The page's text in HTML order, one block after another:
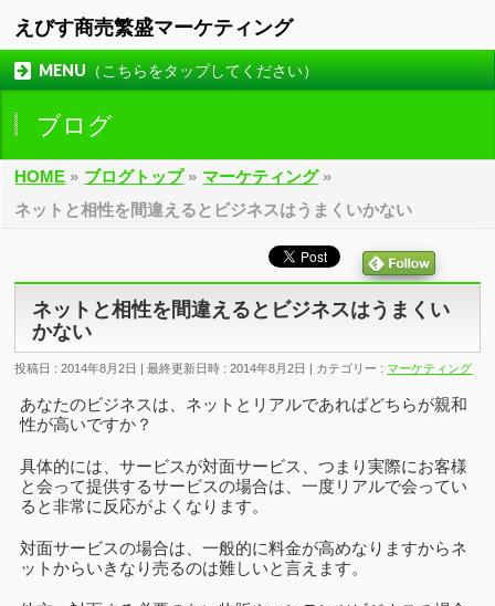
えびす商売繁盛マーケティング
MENU（こちらをタップしてください）
ブログ
HOME » ブログトップ» マーケティング»
ネットと相性を間違えるとビジネスはうまくいかない
ネットと相性を間違えるとビジネスはうまくい
かない
投稿日 : 2014年8月2日 最終更新日時 : 2014年8月2日 カテゴリー :マーケティング
あなたのビジネスは、ネットとリアルであればどちらが親和
性が高いですか？
具体的には、サービスが対面サービス、つまり実際にお客様
と会って提供するサービスの場合は、一度リアルで会ってい
ると非常に反応がよくなります。
対面サービスの場合は、一般的に料金が高めなりますからネ
ットからいきなり売るのは難しいと言えます。